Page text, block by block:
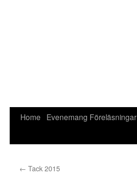
Home Evenemang Föreläsningar
← Tack 2015